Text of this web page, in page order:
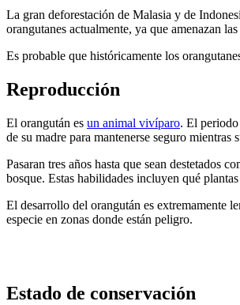
La gran deforestación de Malasia y de
orangutanes actualmente, ya que amenazan
Es probable que históricamente los
Reproducción
El orangután es un animal vivíparo. El
de su madre para mantenerse seguro mientras
Pasaran tres años hasta que sean destetados
bosque. Estas habilidades incluyen qué
El desarrollo del orangután es extremamente
especie en zonas donde están peligro.
Estado de conservación